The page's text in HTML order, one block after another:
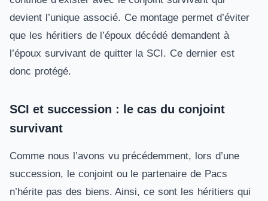
devient l’unique associé. Ce montage permet d’éviter
que les héritiers de l’époux décédé demandent à
l’époux survivant de quitter la SCI. Ce dernier est
donc protégé.
SCI et succession : le cas du conjoint
survivant
Comme nous l’avons vu précédemment, lors d’une
succession, le conjoint ou le partenaire de Pacs
n’hérite pas des biens. Ainsi, ce sont les héritiers qui